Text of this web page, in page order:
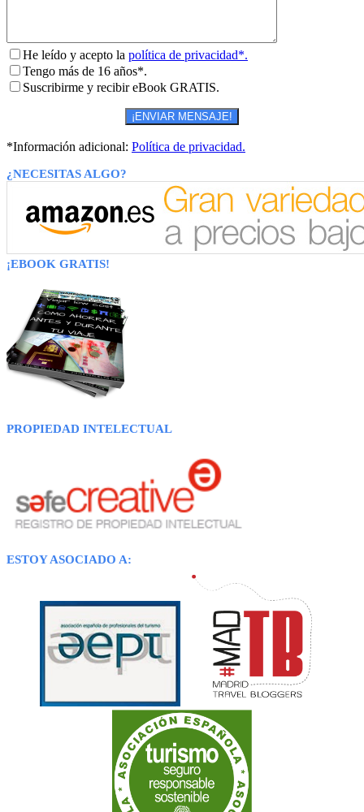
He leído y acepto la política de privacidad*.
Tengo más de 16 años*.
Suscribirme y recibir eBook GRATIS.
*Información adicional: Política de privacidad.
¿NECESITAS ALGO?
¡EBOOK GRATIS!
PROPIEDAD INTELECTUAL
ESTOY ASOCIADO A: